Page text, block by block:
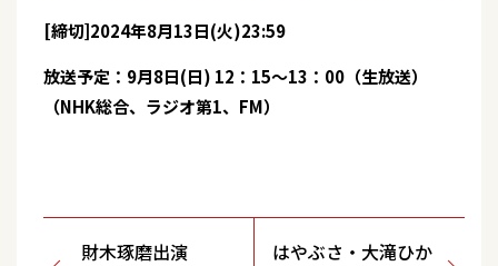
[締切]2024年8月13日(火)23:59
放送予定：9月8日(日) 12：15～13：00（生放送）
（NHK総合、ラジオ第1、FM）
財木琢磨出演
はやぶさ・大滝ひか